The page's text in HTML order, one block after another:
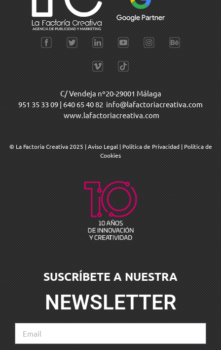
C/ Vendeja nº20-29001 Málaga
951 35 33 09 | 640 65 40 82 info@lafactoriacreativa.com
www.lafactoriacreativa.com
© La Factoria Creativa 2025 |Aviso Legal | Política de Privacidad | Política de
Cookies
SUSCRÍBETE A NUESTRA
NEWSLETTER